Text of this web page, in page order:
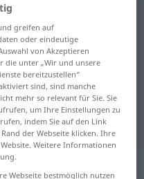
Übersetzung
greifen auf
oder eindeutige
von Akzeptieren
die unter „Wir und unsere
bereitzustellen“
sind, sind manche
mehr so relevant für Sie. Sie
um Ihre Einstellungen zu
indem Sie auf den Link
der Webseite klicken. Ihre
Weitere Informationen
Webseite bestmöglich nutzen